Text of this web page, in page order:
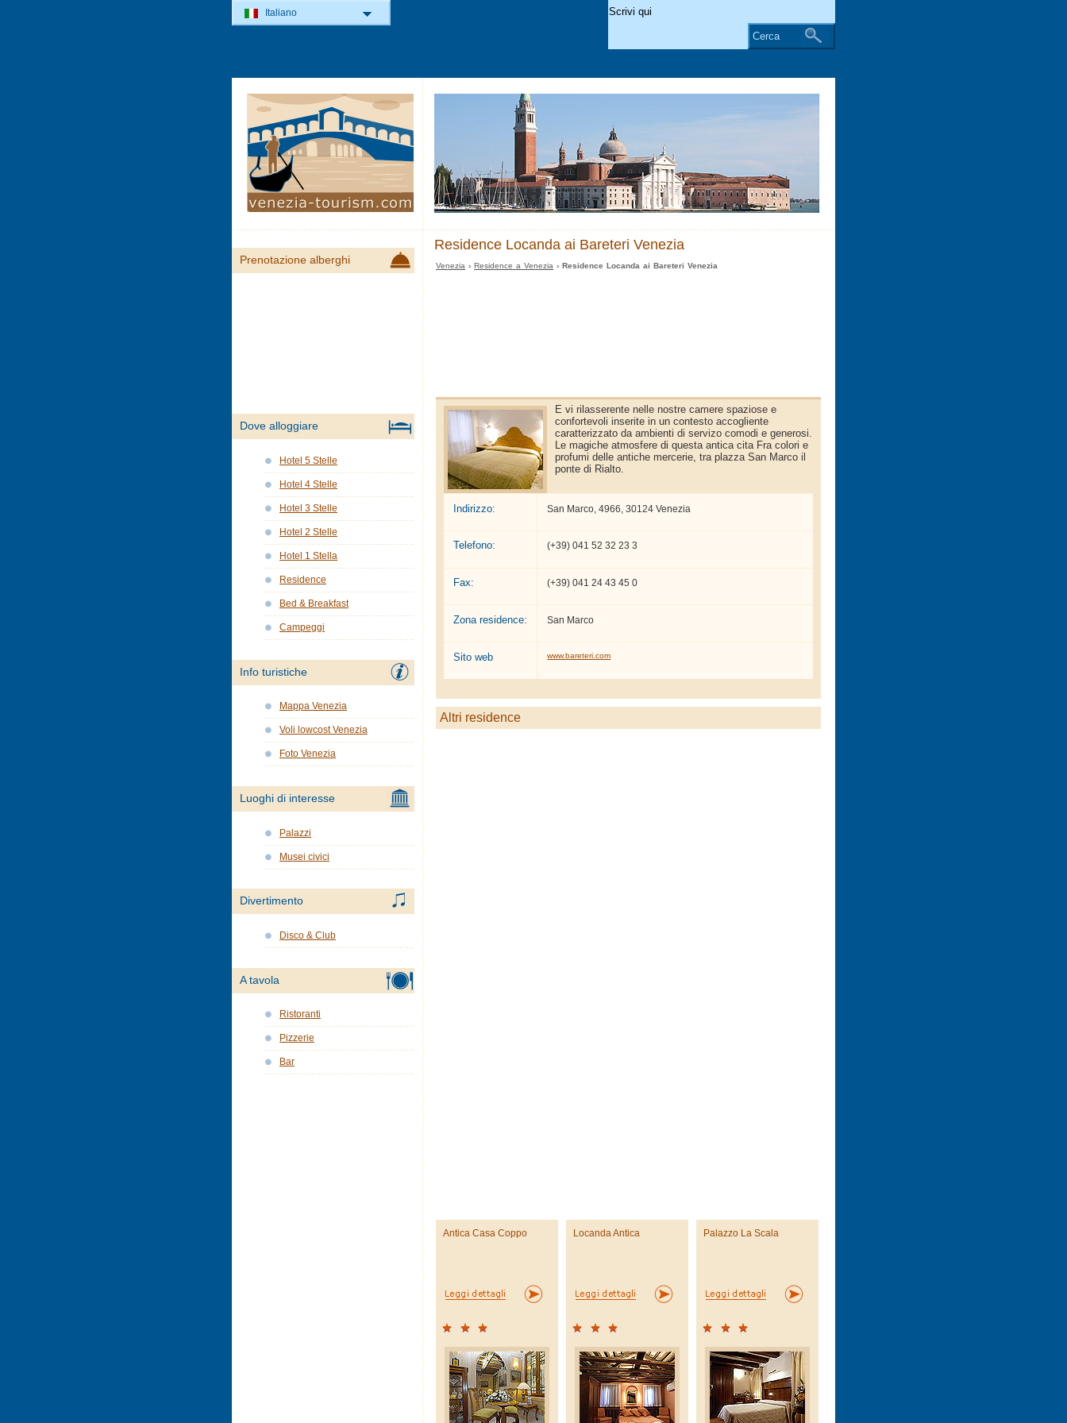
Residence Locanda ai Bareteri Venezia
Venezia ›Residence a Venezia › Residence Locanda ai Bareteri Venezia
E vi rilasserente nelle nostre camere spaziose e
confortevoli inserite in un contesto accogliente
caratterizzato da ambienti di servizo comodi e generosi.
Le magiche atmosfere di questa antica cita Fra colori e
profumi delle antiche mercerie, tra plazza San Marco il
ponte di Rialto.
Indirizzo: San Marco, 4966, 30124 Venezia
Telefono: (+39) 041 52 32 23 3
Fax: (+39) 041 24 43 45 0
Zona residence: San Marco
Sito web www.bareteri.com
Altri residence
Antica Casa Coppo Locanda Antica Palazzo La Scala
Prenotazione alberghi
Dove alloggiare
Hotel 5 Stelle
Hotel 4 Stelle
Hotel 3 Stelle
Hotel 2 Stelle
Hotel 1 Stella
Residence
Bed & Breakfast
Campeggi
Info turistiche
Mappa Venezia
Voli lowcost Venezia
Foto Venezia
Luoghi di interesse
Palazzi
Musei civici
Divertimento
Disco & Club
A tavola
Ristoranti
Pizzerie
Bar
Italiano
Cerca